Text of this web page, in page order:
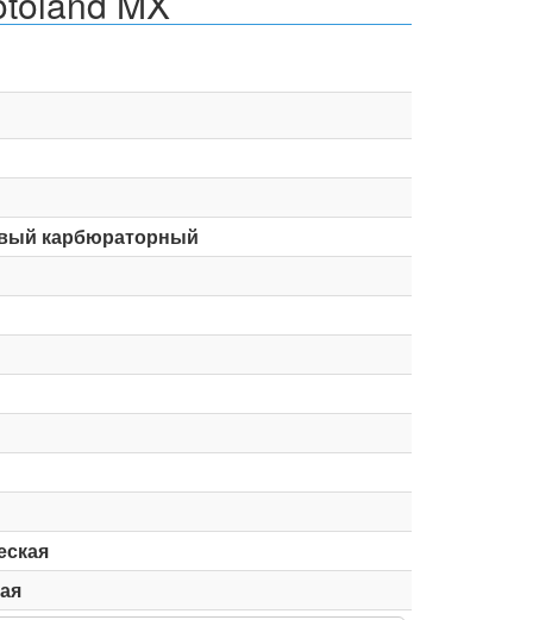
карбюраторный